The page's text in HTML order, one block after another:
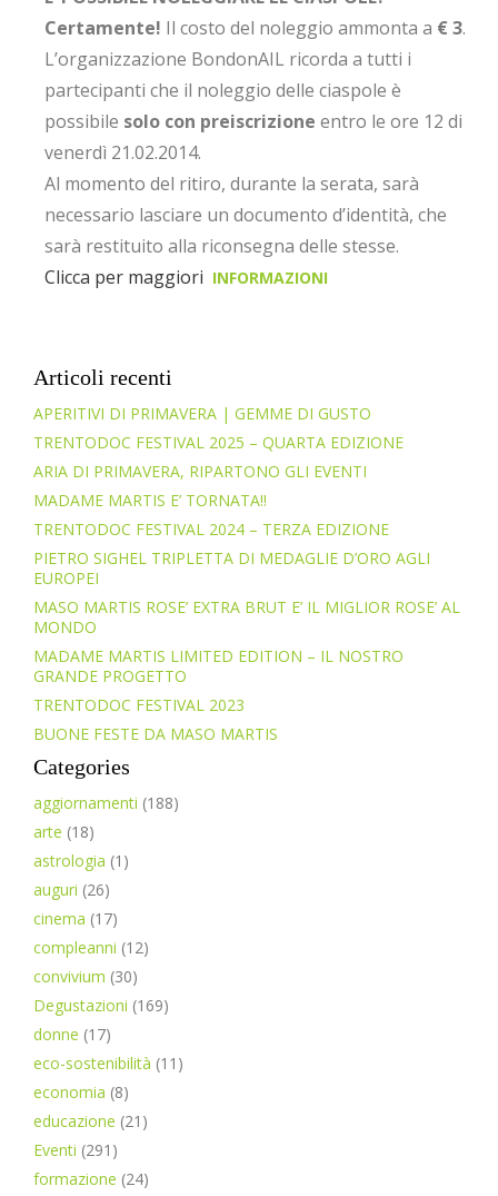
Certamente! Il costo del noleggio ammonta a € 3.
L’organizzazione BondonAIL ricorda a tutti i
partecipanti che il noleggio delle ciaspole è
possibile solo con preiscrizione entro le ore 12 di
venerdì 21.02.2014.
Al momento del ritiro, durante la serata, sarà
necessario lasciare un documento d’identità, che
sarà restituito alla riconsegna delle stesse.
Clicca per maggiori INFORMAZIONI
Articoli recenti
APERITIVI DI PRIMAVERA | GEMME DI GUSTO
TRENTODOC FESTIVAL 2025 – QUARTA EDIZIONE
ARIA DI PRIMAVERA, RIPARTONO GLI EVENTI
MADAME MARTIS E’ TORNATA!!
TRENTODOC FESTIVAL 2024 – TERZA EDIZIONE
PIETRO SIGHEL TRIPLETTA DI MEDAGLIE D’ORO AGLI
EUROPEI
MASO MARTIS ROSE’ EXTRA BRUT E’ IL MIGLIOR ROSE’ AL
MONDO
MADAME MARTIS LIMITED EDITION – IL NOSTRO
GRANDE PROGETTO
TRENTODOC FESTIVAL 2023
BUONE FESTE DA MASO MARTIS
Categories
aggiornamenti (188)
arte (18)
astrologia (1)
auguri (26)
cinema (17)
compleanni (12)
convivium (30)
Degustazioni (169)
donne (17)
eco-sostenibilità (11)
economia (8)
educazione (21)
Eventi (291)
formazione (24)